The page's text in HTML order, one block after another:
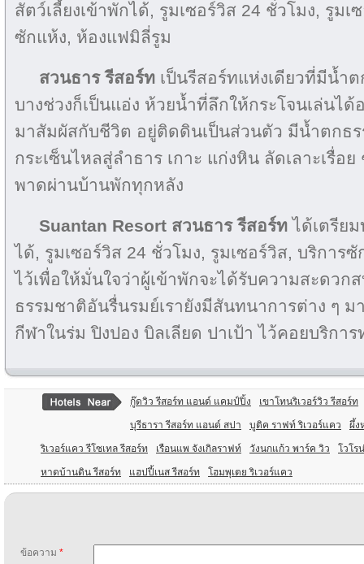
สัตว์เลี้ยงเข้าพักได้, รูมเซอร์วิส 24 ชั่วโมง, รูมเ
ซักแห้ง, ห้องแฟมิลี่รูม
สวนธาร รีสอร์ท เป็นรีสอร์ทแห่งเดียวที่มีน้ำ
บางช่วงก็เป็นแอ่ง ห้วยน้ำที่ลึกให้กระโจนเล่นไ
มาสัมผัสกับชีวิต อยู่ติดดินเป็นส่วนตัว มีน้ำตกธ
กระเซ็นไหลสู่ลำธาร เกาะ แก่งหิน ลัดเลาะเรื่อ
พาดผ่านบ้านพักทุกหลัง
Suantan Resort สวนธาร รีสอร์ทได้เตรีย
ได้, รูมเซอร์วิส 24 ชั่วโมง, รูมเซอร์วิส, บริการ
ไว้เพื่อให้มั่นใจว่าผู้เข้าพักจะได้รับความสะดว
ธรรมชาติอันรื่นรมย์เรายังมีสันทนาการต่าง ๆ
กีฬาในร่ม ปิงปอง บิลเลียด ปาเป้า ไว้คอยบริกา
กู๊ดวิว รีสอร์ท แอนด์ แคมป์ปิ้ง เขาโทนริเวอร์วิว รีสอร์ท
บุรีธารา รีสอร์ท แอนด์ สปา บูติค ราฟท์ ริเวอร์แคว ผึ้ง
ริเวอร์แคว รีโซเทล รีสอร์ท เรือนแพ จังเกิลราฟท์ วังนกแก้ว พาร์ค วิว โวโร
หาดบ้านดิน รีสอร์ท แฮปปี้เนส รีสอร์ท โฮมพุเตย ริเวอร์แคว
ข้อความ *